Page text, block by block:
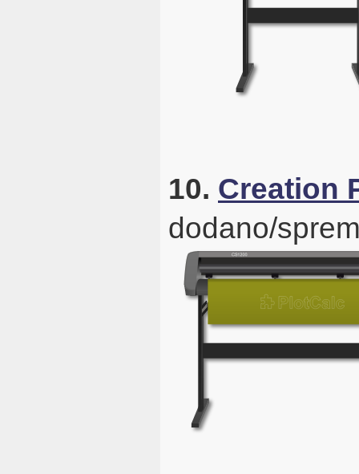
10. Creation
dodano/